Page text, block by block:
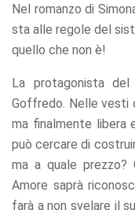
Nel romanzo di
sta alle regole del
quello che non è!
La protagonista
Goffredo. Nelle vesti
ma finalmente libera
può cercare di
ma a quale
Amore saprà
farà a non svelare il